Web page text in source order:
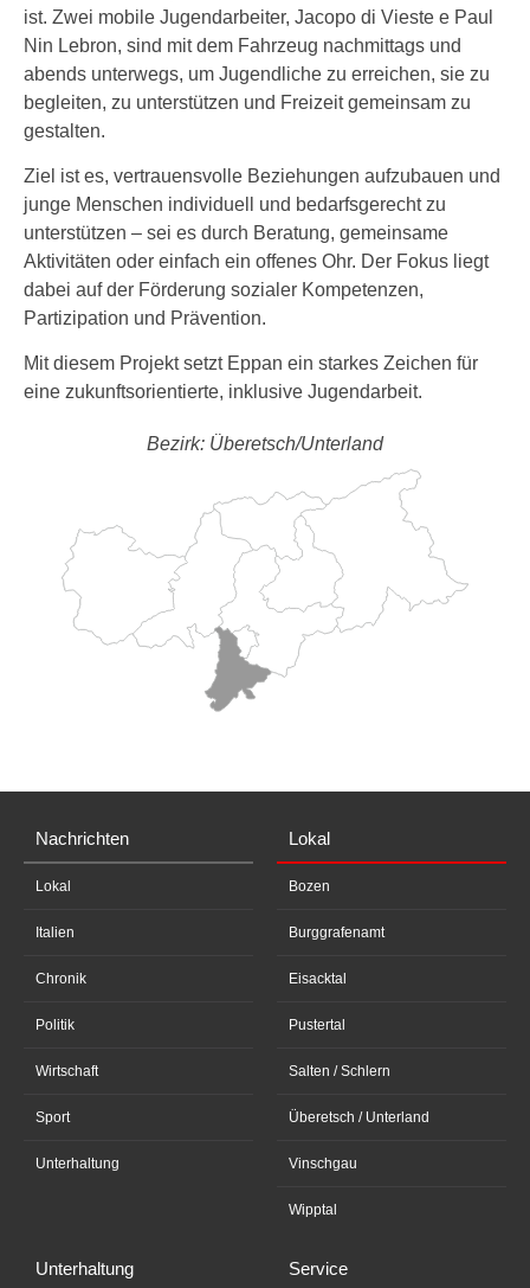
ist. Zwei mobile Jugendarbeiter, Jacopo di Vieste e Paul
Nin Lebron, sind mit dem Fahrzeug nachmittags und
abends unterwegs, um Jugendliche zu erreichen, sie zu
begleiten, zu unterstützen und Freizeit gemeinsam zu
gestalten.
Ziel ist es, vertrauensvolle Beziehungen aufzubauen und
junge Menschen individuell und bedarfsgerecht zu
unterstützen – sei es durch Beratung, gemeinsame
Aktivitäten oder einfach ein offenes Ohr. Der Fokus liegt
dabei auf der Förderung sozialer Kompetenzen,
Partizipation und Prävention.
Mit diesem Projekt setzt Eppan ein starkes Zeichen für
eine zukunftsorientierte, inklusive Jugendarbeit.
Bezirk: Überetsch/Unterland
Nachrichten
Lokal
Italien
Chronik
Politik
Wirtschaft
Sport
Unterhaltung
Lokal
Bozen
Burggrafenamt
Eisacktal
Pustertal
Salten / Schlern
Überetsch / Unterland
Vinschgau
Wipptal
Unterhaltung Service